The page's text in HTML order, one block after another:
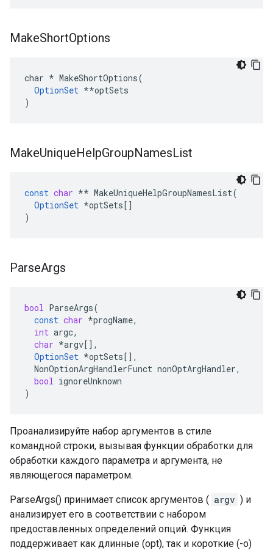
MakeShortOptions
char * MakeShortOptions(
OptionSet **optSets
)
MakeUniqueHelpGroupNamesList
const char ** MakeUniqueHelpGroupNamesList(
OptionSet *optSets[]
)
ParseArgs
bool ParseArgs(
const char *progName,
int argc,
char *argv[],
OptionSet *optSets[],
NonOptionArgHandlerFunct nonOptArgHandler,
bool ignoreUnknown
)
Проанализируйте набор аргументов в стиле
командной строки, вызывая функции обработки для
обработки каждого параметра и аргумента, не
являющегося параметром.
ParseArgs() принимает список аргументов ( argv ) и
анализирует его в соответствии с набором
предоставленных определений опций. Функция
поддерживает как длинные (opt), так и короткие (-o)